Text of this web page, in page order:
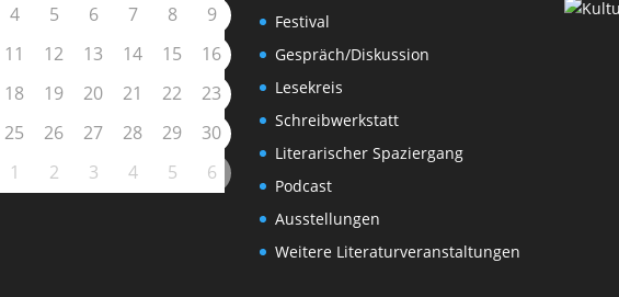
4 5 6 7 8
9
11 12 13 14 15
16
18 19 20 21 22
23
25 26 27 28 29
30
1 2 3 4 5 6
Festival
Gespräch/Diskussion
Lesekreis
Schreibwerkstatt
Literarischer Spaziergang
Podcast
Ausstellungen
Weitere Literaturveranstaltungen